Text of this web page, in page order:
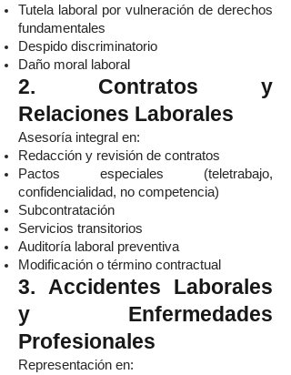
Tutela laboral por vulneración de derechos
fundamentales
Despido discriminatorio
Daño moral laboral
2. Contratos y
Relaciones Laborales
Asesoría integral en:
Redacción y revisión de contratos
Pactos especiales (teletrabajo,
confidencialidad, no competencia)
Subcontratación
Servicios transitorios
Auditoría laboral preventiva
Modificación o término contractual
3. Accidentes Laborales
y Enfermedades
Profesionales
Representación en: